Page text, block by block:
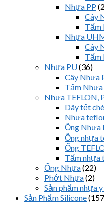
Nhựa PP
Cây
Tấm
Nhựa
Cây
Tấm
Nhựa PU(36)
Cây Nhựa
Tấm
Nhựa TEFLON,
Dây tết
Nhựa
Ống Nhựa
Ống nhựa
Ống
Tấm nhựa
Ống Nhựa(22)
Phớt Nhựa(2)
Sản phẩm nhựa
Sản Phẩm Silicone